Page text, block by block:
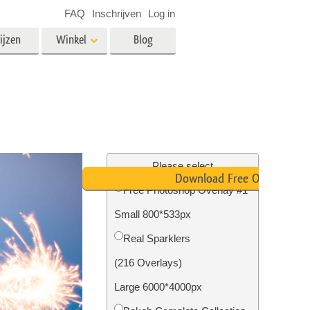
Foto Restauratie
Winkel Blog
FAQ Inschrijven Log in
Please select
Free Photoshop Overlay #1
Small 800*533px
Real Sparklers
(216 Overlays)
Large 6000*4000px
Download Free Overlay